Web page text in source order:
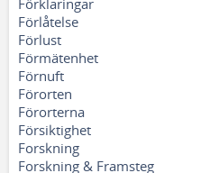
Förklaringar
Förlåtelse
Förlust
Förmätenhet
Förnuft
Förorten
Förorterna
Försiktighet
Forskning
Forskning & Framsteg